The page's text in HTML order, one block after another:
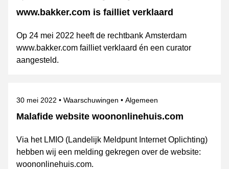
www.bakker.com is failliet verklaard
Op 24 mei 2022 heeft de rechtbank Amsterdam
www.bakker.com failliet verklaard én een curator
aangesteld.
Malafide website woononlinehuis.com
Gepubliceerd op
30 mei 2022 Categorie
Waarschuwingen Onderwerpen
Algemeen
Via het LMIO (Landelijk Meldpunt Internet Oplichting)
hebben wij een melding gekregen over de website:
woononlinehuis.com.